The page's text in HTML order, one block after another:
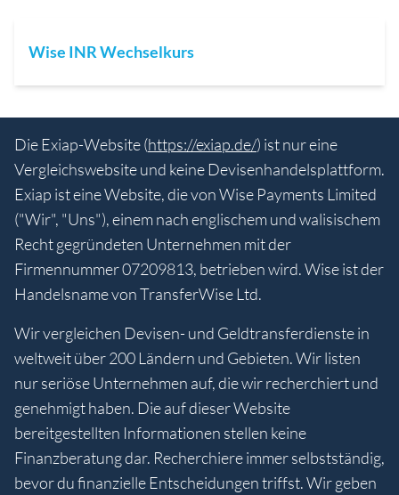
Wise INR Wechselkurs
Die Exiap-Website (https://exiap.de/) ist nur eine
Vergleichswebsite und keine Devisenhandelsplattform.
Exiap ist eine Website, die von Wise Payments Limited
("Wir", "Uns"), einem nach englischem und walisischem
Recht gegründeten Unternehmen mit der
Firmennummer 07209813, betrieben wird. Wise ist der
Handelsname von TransferWise Ltd.
Wir vergleichen Devisen- und Geldtransferdienste in
weltweit über 200 Ländern und Gebieten. Wir listen
nur seriöse Unternehmen auf, die wir recherchiert und
genehmigt haben. Die auf dieser Website
bereitgestellten Informationen stellen keine
Finanzberatung dar. Recherchiere immer selbstständig,
bevor du finanzielle Entscheidungen triffst. Wir geben